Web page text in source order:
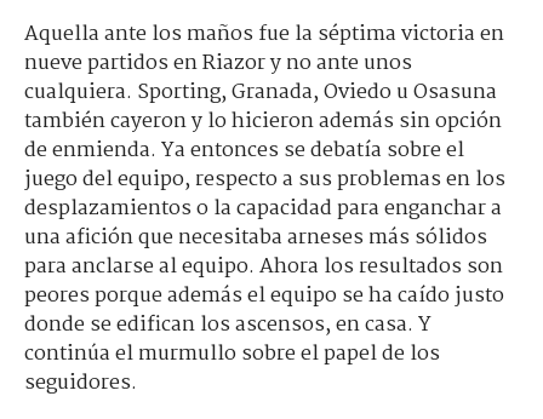
Aquella ante los maños fue la séptima victoria en
nueve partidos en Riazor y no ante unos
cualquiera. Sporting, Granada, Oviedo u Osasuna
también cayeron y lo hicieron además sin opción
de enmienda. Ya entonces se debatía sobre el
juego del equipo, respecto a sus problemas en los
desplazamientos o la capacidad para enganchar a
una afición que necesitaba arneses más sólidos
para anclarse al equipo. Ahora los resultados son
peores porque además el equipo se ha caído justo
donde se edifican los ascensos, en casa. Y
continúa el murmullo sobre el papel de los
seguidores.